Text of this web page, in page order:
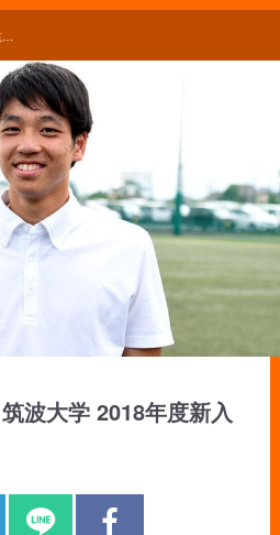
【大学進路情報】筑波大学 2018年度新入部員一覧
波大学 2018年度新入